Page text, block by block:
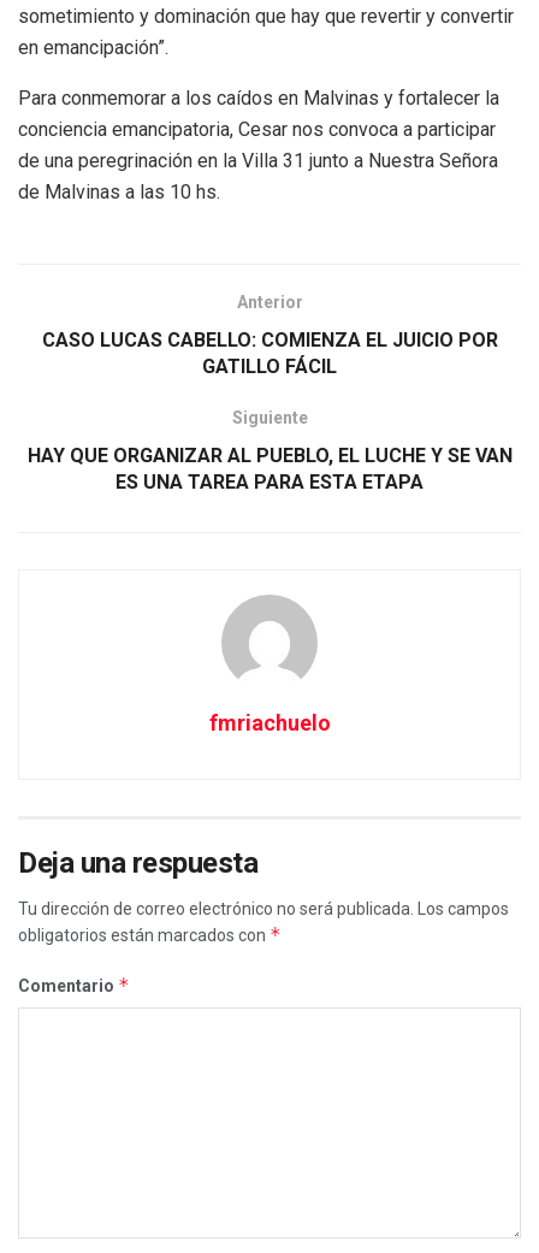
sometimiento y dominación que hay que revertir y convertir
en emancipación”.
Para conmemorar a los caídos en Malvinas y fortalecer la
conciencia emancipatoria, Cesar nos convoca a participar
de una peregrinación en la Villa 31 junto a Nuestra Señora
de Malvinas a las 10 hs.
Anterior
CASO LUCAS CABELLO: COMIENZA EL JUICIO POR
GATILLO FÁCIL
Siguiente
HAY QUE ORGANIZAR AL PUEBLO, EL LUCHE Y SE VAN
ES UNA TAREA PARA ESTA ETAPA
fmriachuelo
Deja una respuesta
Tu dirección de correo electrónico no será publicada.
Los campos
obligatorios están marcados con *
Comentario *